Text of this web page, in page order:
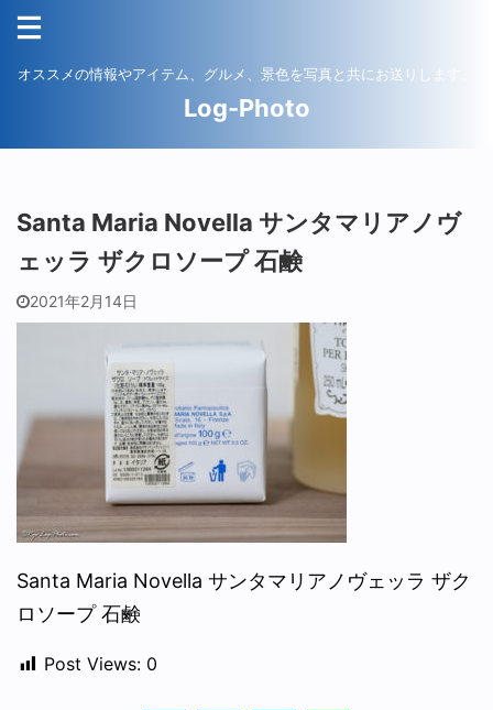
オススメの情報やアイテム、グルメ、景色を写真と共にお送りします。
Log-Photo
Santa Maria Novella サンタマリアノヴ
ェッラ ザクロソープ 石鹸
2021年2月14日
Santa Maria Novella サンタマリアノヴェッラ ザク
ロソープ 石鹸
Post Views: 0